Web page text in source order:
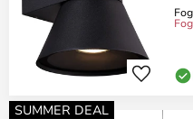
SUMMER DEAL